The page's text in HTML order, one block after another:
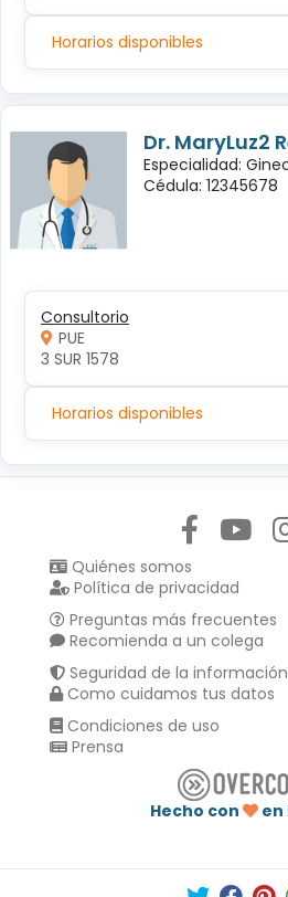
Horarios disponibles
Dr. MaryLuz2
Especialidad:
Cédula: 12345678
Consultorio
PUE
3 SUR 1578
Horarios disponibles
Quiénes somos
Política de privacidad
Preguntas más frecuentes
Recomienda a un colega
Seguridad de la información
Como cuidamos tus datos
Condiciones de uso
Prensa
Hecho con
en